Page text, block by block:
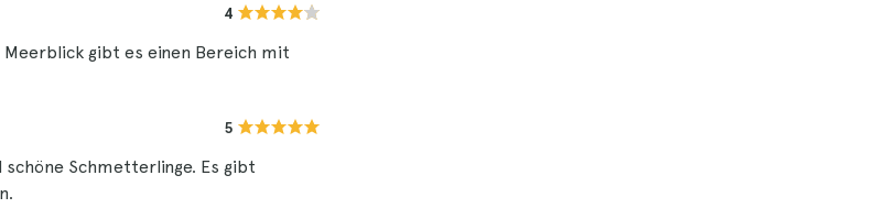
4
gibt es einen Bereich mit
5
Schmetterlinge. Es gibt